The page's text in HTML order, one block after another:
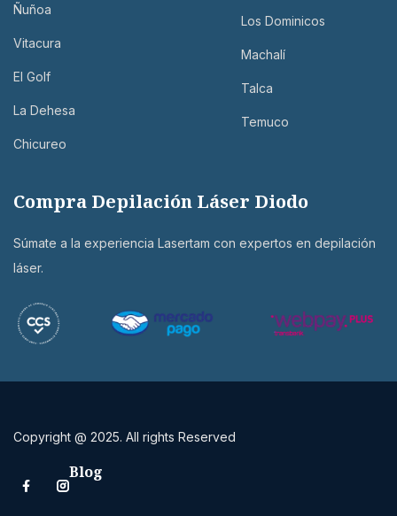
Ñuñoa
Vitacura
El Golf
La Dehesa
Chicureo
Los Dominicos
Machalí
Talca
Temuco
Compra Depilación Láser Diodo
Súmate a la experiencia Lasertam con expertos en depilación
láser.
Blog
Copyright @ 2025. All rights Reserved